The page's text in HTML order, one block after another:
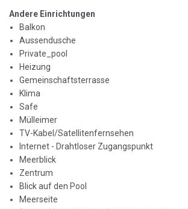
Andere Einrichtungen
Balkon
Aussendusche
Private_pool
Heizung
Gemeinschaftsterrasse
Klima
Safe
Mülleimer
TV-Kabel/Satellitenfernsehen
Internet - Drahtloser Zugangspunkt
Meerblick
Zentrum
Blick auf den Pool
Meerseite